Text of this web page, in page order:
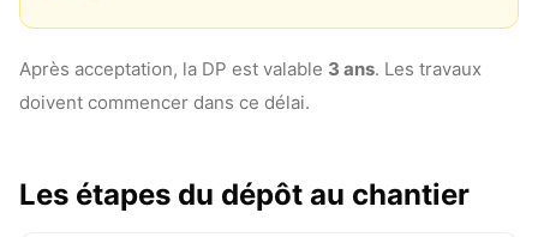
Après acceptation, la DP est valable 3 ans. Les travaux
doivent commencer dans ce délai.
Les étapes du dépôt au chantier